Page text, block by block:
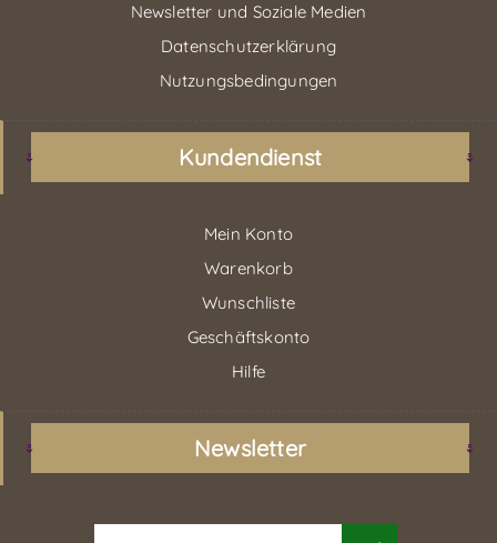
Newsletter und Soziale Medien
Datenschutzerklärung
Nutzungsbedingungen
Kundendienst
Mein Konto
Warenkorb
Wunschliste
Geschäftskonto
Hilfe
Newsletter